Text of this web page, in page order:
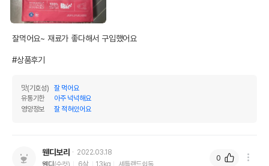
잘먹어요~ 재료가 좋다해서 구입했어요
#상품후기
맛(기호성)
잘 먹어요
유통기한
아주 넉넉해요
영양정보
잘 적혀있어요
웬디보리
2022.03.18
웬디(수컷) 6살 13kg 셰틀랜드쉽독
0